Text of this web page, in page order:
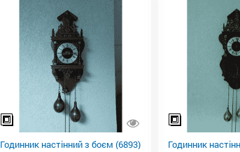
Годинник настінний з боєм (6893) Годинник